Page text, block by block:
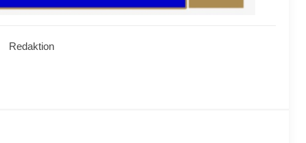
Redaktion